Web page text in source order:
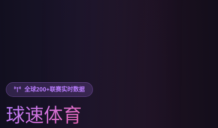
全球200+联赛实时数据
球速体育